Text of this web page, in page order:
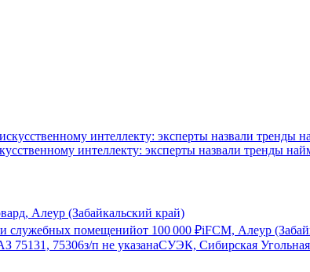
интеллекту: эксперты назвали тренды
Алеур (Забайкальский край)
служебных помещенийот 100 000 ₽iFCM, Алеур
75131, 75306з/п не указанаСУЭК, Сибирская Угольная